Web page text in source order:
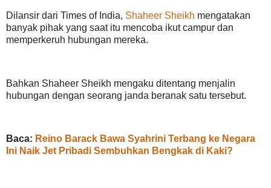
Dilansir dari Times of India, Shaheer Sheikh mengatakan
banyak pihak yang saat itu mencoba ikut campur dan
memperkeruh hubungan mereka.
Bahkan Shaheer Sheikh mengaku ditentang menjalin
hubungan dengan seorang janda beranak satu tersebut.
Baca: Reino Barack Bawa Syahrini Terbang ke Negara
Ini Naik Jet Pribadi Sembuhkan Bengkak di Kaki?